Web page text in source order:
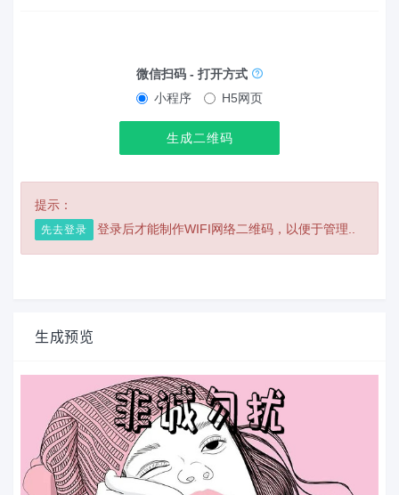
微信扫码 - 打开方式
小程序
H5网页
生成二维码
提示：
先去登录 登录后才能制作WIFI网络二维码，以便于管理..
生成预览